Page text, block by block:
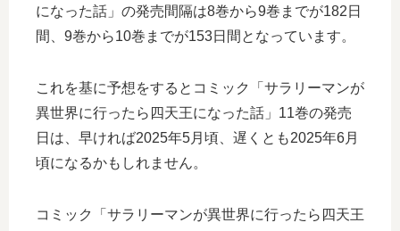
になった話」の発売間隔は8巻から9巻までが182日
間、9巻から10巻までが153日間となっています。
これを基に予想をするとコミック「サラリーマンが
異世界に行ったら四天王になった話」11巻の発売
日は、早ければ2025年5月頃、遅くとも2025年6月
頃になるかもしれません。
コミック「サラリーマンが異世界に行ったら四天王